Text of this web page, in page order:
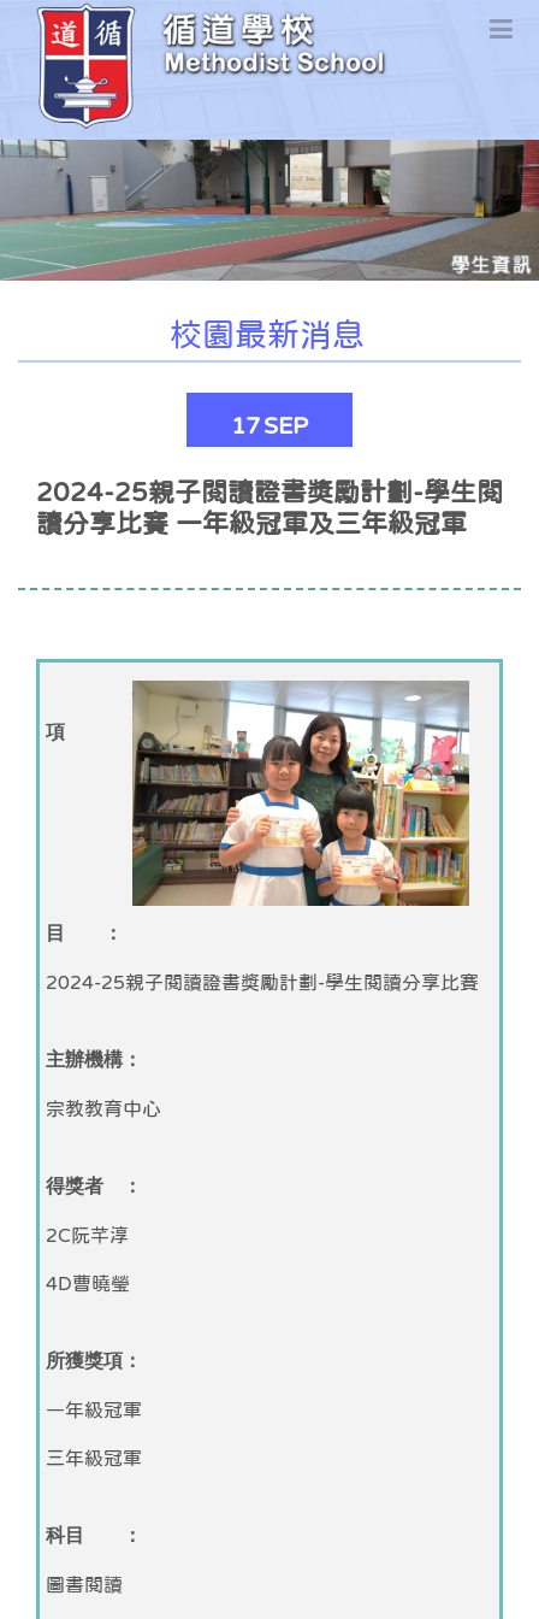
校園最新消息
17 SEP
2024-25親子閱讀證書獎勵計劃-學生閱
讀分享比賽 一年級冠軍及三年級冠軍
項
目 ：
2024-25親子閱讀證書獎勵計劃-學生閱讀分享比賽
主辦機構：
宗教教育中心
得獎者 ：
2C阮芊淳
4D曹曉瑩
所獲獎項：
一年級冠軍
三年級冠軍
科目 ：
圖書閱讀